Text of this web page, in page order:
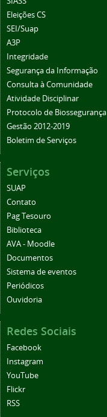
Eleições CS
SEI/Suap
A3P
Integridade
Segurança da Informação
Consulta à Comunidade
Atividade Disciplinar
Protocolo de Biossegurança
Gestão 2012-2019
Boletim de Serviços
Serviços
SUAP
Contato
Pag Tesouro
Biblioteca
AVA - Moodle
Documentos
Sistema de eventos
Periódicos
Ouvidoria
Redes Sociais
Facebook
Instagram
YouTube
Flickr
RSS